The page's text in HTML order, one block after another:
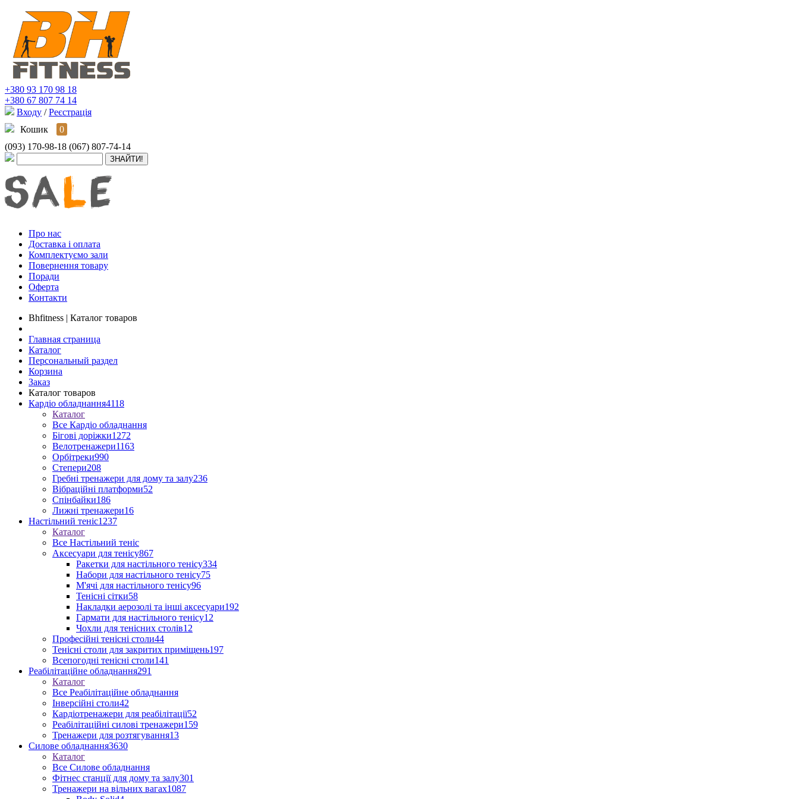
+380 93 170 98 18
+380 67 807 74 14
Входу / Реєстрація
Кошик
0
(093) 170-98-18 (067) 807-74-14
Про нас
Доставка і оплата
Комплектуємо зали
Повернення товару
Поради
Оферта
Контакти
Bhfitness | Каталог товаров
Главная страница
Каталог
Персональный раздел
Корзина
Заказ
Каталог товаров
Кардіо обладнання4118
Каталог
Все Кардіо обладнання
Бігові доріжки1272
Велотренажери1163
Орбітреки990
Степери208
Гребні тренажери для дому та залу236
Вібраційні платформи52
Спінбайки186
Лижні тренажери16
Настільний теніс1237
Каталог
Все Настільний теніс
Аксесуари для тенісу867
Ракетки для настільного тенісу334
Набори для настільного тенісу75
М'ячі для настільного тенісу96
Тенісні сітки58
Накладки аерозолі та інші аксесуари192
Гармати для настільного тенісу12
Чохли для тенісних столів12
Професійні тенісні столи44
Тенісні столи для закритих приміщень197
Всепогодні тенісні столи141
Реабілітаційне обладнання291
Каталог
Все Реабілітаційне обладнання
Інверсійні столи42
Кардіотренажери для реабілітації52
Реабілітаційні силові тренажери159
Тренажери для розтягування13
Силове обладнання3630
Каталог
Все Силове обладнання
Фітнес станції для дому та залу301
Тренажери на вільних вагах1087